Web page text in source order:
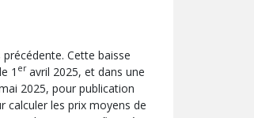
Cette baisse
1 eravril 2025, et dans une
2025, pour publication
calculer les prix moyens de